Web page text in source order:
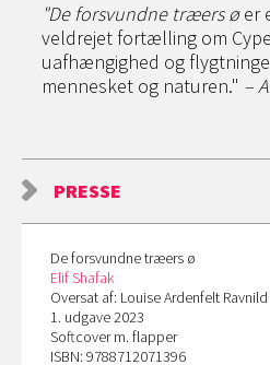
"De forsvundne træers øer
veldrejet fortælling om
uafhængighed og
mennesket og naturen." –
PRESSE
De forsvundne træers ø
Elif Shafak
Oversat af: Louise Ardenfelt Ravnild
1. udgave 2023
Softcover m. flapper
ISBN: 9788712071396